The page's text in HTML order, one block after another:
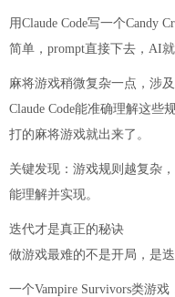
用Claude Code写一个Candy
简单，prompt直接下去，AI
麻将游戏稍微复杂一点，涉
Claude Code能准确理解这
打的麻将游戏就出来了。
关键发现：游戏规则越复杂
能理解并实现。
迭代才是真正的秘诀
做游戏最难的不是开局，是迭
一个Vampire Survivors类游